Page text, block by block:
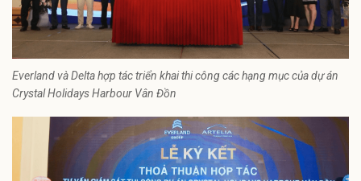
Everland và Delta hợp tác triển khai thi công các hạng mục của dự án
Crystal Holidays Harbour Vân Đồn